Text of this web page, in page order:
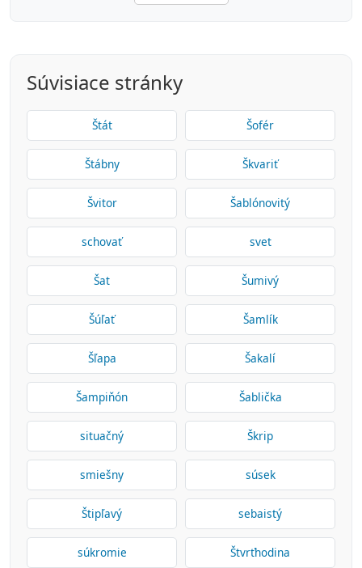
Súvisiace stránky
Štát Šofér
Štábny Škvariť
Švitor Šablónovitý
schovať svet
Šat Šumivý
Šúľať Šamlík
Šľapa Šakalí
Šampiňón Šablička
situačný Škrip
smiešny súsek
Štipľavý sebaistý
súkromie Štvrťhodina